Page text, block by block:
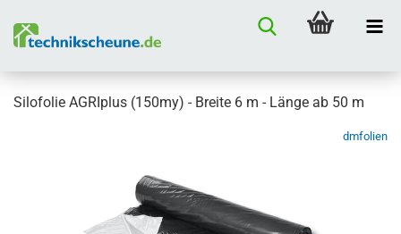
Silofolie AGRIplus (150my) - Breite 6 m - Länge ab 50 m
dmfolien